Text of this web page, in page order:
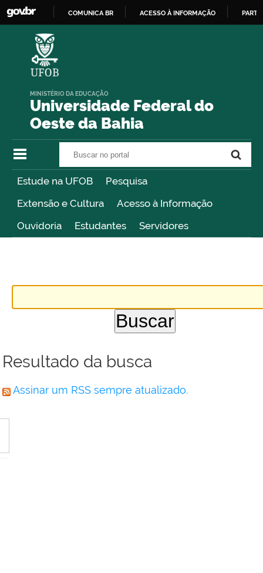
COMUNICA BR ACESSO À INFORMAÇÃO
Universidade Federal do
Oeste da Bahia
MINISTÉRIO DA EDUCAÇÃO
Estude na UFOB
Pesquisa
Extensão e Cultura
Acesso à Informação
Ouvidoria
Estudantes Servidores
Resultado da busca
Assinar um RSS sempre atualizado.